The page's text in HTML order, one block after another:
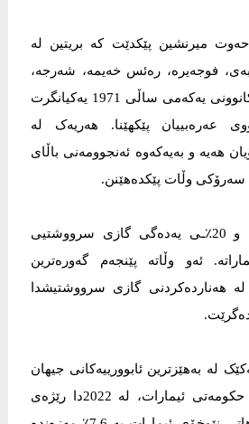
میرنشین پێکدێت کە بریتین لە
فوجەیرە، رەئس خەیمە، شەرجە،
ئوم قیوین کە لە 2ـی کانوونی یەکەمی ساڵی 1971 یەکیانگرت
عەرەبییان پێکهێنا. هەریەک لە
هەیە و بەیەکەوە ئەنجوومەنی باڵای
سەرۆکی وڵات پێکدەهێنن.
10٪ـی یەدەگی نەوت و 20٪ـی یەدەگی گازی سرووشتیی
ئەو وڵاتە پێنجەم گەورەترین
لە هەناردەکردنی گازی سرووشتیشدا
لە بەهێزترین ئابوورییەکانی جیهان
دادەنرێت. بە گوێرەی حکومەتی ئیمارات، لە 2022دا رێژەی